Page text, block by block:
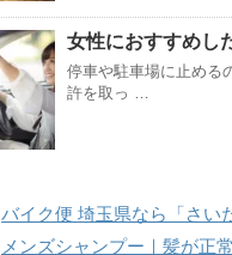
女性におすすめし
停車や駐車場に止める
許を取っ …
バイク便 埼玉県なら「さい
メンズシャンプー｜髪が正